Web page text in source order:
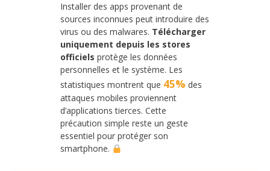
Installer des apps provenant de
sources inconnues peut introduire des
virus ou des malwares. Télécharger
uniquement depuis les stores
officiels protège les données
personnelles et le système. Les
statistiques montrent que 45% des
attaques mobiles proviennent
d’applications tierces. Cette
précaution simple reste un geste
essentiel pour protéger son
smartphone.